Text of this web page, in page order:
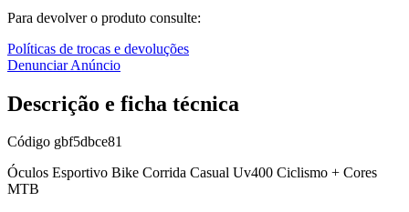
Para devolver o produto consulte:
Políticas de trocas e devoluções
Denunciar Anúncio
Descrição e ficha técnica
Código gbf5dbce81
Óculos Esportivo Bike Corrida Casual Uv400 Ciclismo + Cores
MTB